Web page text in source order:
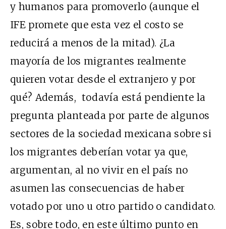
y humanos para promoverlo (aunque el
IFE promete que esta vez el costo se
reducirá a menos de la mitad). ¿La
mayoría de los migrantes realmente
quieren votar desde el extranjero y por
qué? Además, todavía está pendiente la
pregunta planteada por parte de algunos
sectores de la sociedad mexicana sobre si
los migrantes deberían votar ya que,
argumentan, al no vivir en el país no
asumen las consecuencias de haber
votado por uno u otro partido o candidato.
Es, sobre todo, en este último punto en